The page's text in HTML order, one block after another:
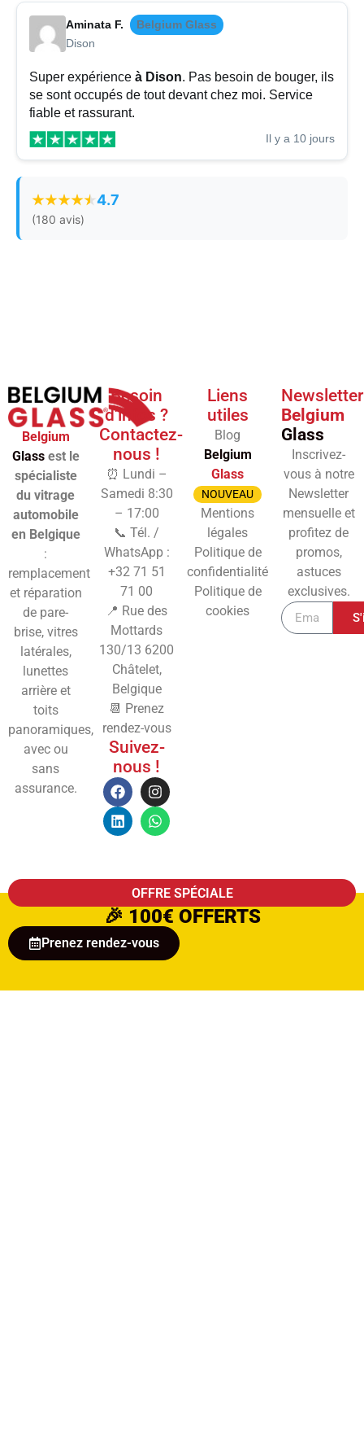
Aminata F.
Belgium Glass
Dison
Super expérience à Dison. Pas besoin de bouger, ils
se sont occupés de tout devant chez moi. Service
fiable et rassurant.
Il y a 10 jours
4.7
(180 avis)
Belgium
Glassest le
spécialiste
du vitrage
automobile
en Belgique
:
remplacement
et réparation
de pare-
brise, vitres
latérales,
lunettes
arrière et
toits
panoramiques,
avec ou
sans
assurance.
Besoin
d'infos ?
Contactez-
nous !
⏰ Lundi –
Samedi 8:30
– 17:00
📞 Tél. /
WhatsApp :
+32 71 51
71 00
📍 Rue des
Mottards
130/13 6200
Châtelet,
Belgique
📆 Prenez
rendez-vous
Suivez-
nous !
Liens
utiles
Blog
Belgium
Glass
NOUVEAU
Mentions
légales
Politique de
confidentialité
Politique de
cookies
Newsletter
Belgium
Glass
Inscrivez-
vous à notre
Newsletter
mensuelle et
profitez de
promos,
astuces
exclusives.
OFFRE SPÉCIALE
🎉 100€ OFFERTS
Prenez rendez-vous